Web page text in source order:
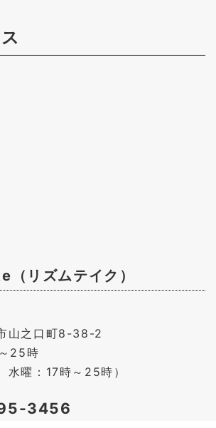
リズムテイク）
山之口町8-38-2
25時
水曜：17時～25時）
3456